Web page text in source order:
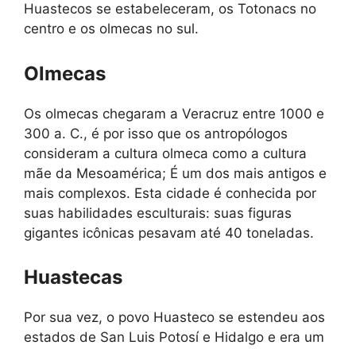
Huastecos se estabeleceram, os Totonacs no
centro e os olmecas no sul.
Olmecas
Os olmecas chegaram a Veracruz entre 1000 e
300 a. C., é por isso que os antropólogos
consideram a cultura olmeca como a cultura
mãe da Mesoamérica; É um dos mais antigos e
mais complexos. Esta cidade é conhecida por
suas habilidades esculturais: suas figuras
gigantes icônicas pesavam até 40 toneladas.
Huastecas
Por sua vez, o povo Huasteco se estendeu aos
estados de San Luis Potosí e Hidalgo e era um